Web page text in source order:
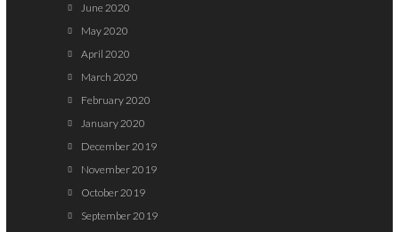
June 2020
May 2020
April 2020
March 2020
February 2020
January 2020
December 2019
November 2019
October 2019
September 2019